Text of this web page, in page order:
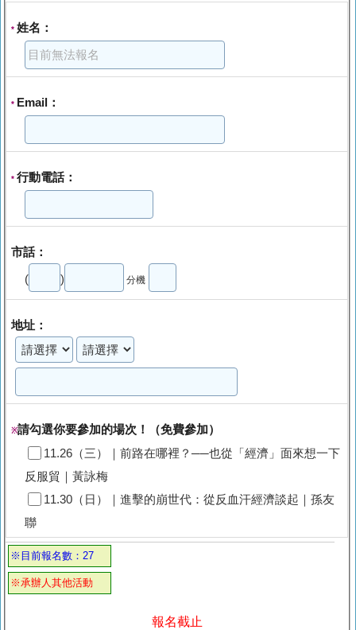
* 姓名：
* Email：
* 行動電話：
市話：
( ) 分機
地址：
※請勾選你要參加的場次！（免費參加）
11.26（三）｜前路在哪裡？──也從「經濟」面來想一下
反服貿｜黃詠梅
11.30（日）｜進擊的崩世代：從反血汗經濟談起｜孫友
聯
※目前報名數：27
※承辦人其他活動
報名截止